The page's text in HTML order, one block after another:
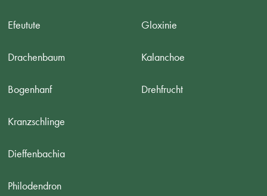
Efeutute
Drachenbaum
Bogenhanf
Gloxinie
Kalanchoe
Drehfrucht
Kranzschlinge
Dieffenbachia
Philodendron